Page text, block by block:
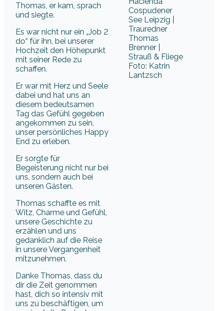
Foto: Katrin
Lantzsch
Thomas, er kam, sprach
und siegte.
Es war nicht nur ein „Job 2
do“ für ihn, bei unserer
Hochzeit den Höhepunkt
mit seiner Rede zu
schaffen.
Er war mit Herz und Seele
dabei und hat uns an
diesem bedeutsamen
Tag das Gefühl gegeben
angekommen zu sein,
unser persönliches Happy
End zu erleben.
Er sorgte für
Begeisterung nicht nur bei
uns, sondern auch bei
unseren Gästen.
Thomas schaffte es mit
Witz, Charme und Gefühl,
unsere Geschichte zu
erzählen und uns
gedanklich auf die Reise
in unsere Vergangenheit
mitzunehmen.
Danke Thomas, dass du
dir die Zeit genommen
hast, dich so intensiv mit
uns zu beschäftigen, um